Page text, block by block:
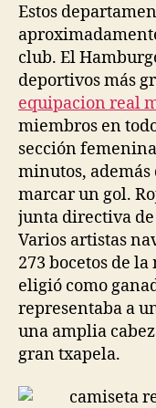
Estos
club. El
deportivos más
equipacion real
miembros en
sección
minutos, además
marcar un gol.
junta directiva
Varios artistas
273 bocetos de
eligió como
representaba a
una amplia
gran txapela.